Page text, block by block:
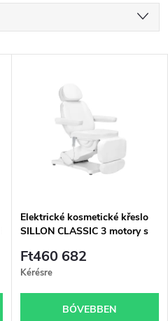
Elektrické kosmetické křeslo
SILLON CLASSIC 3 motory s
Ft460 682
Kérésre
BŐVEBBEN